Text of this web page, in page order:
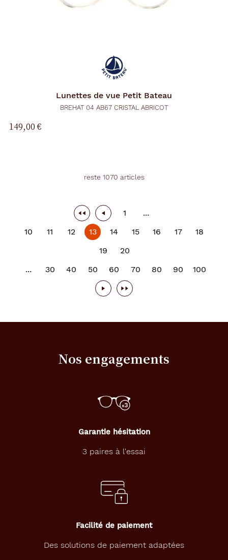
Lunettes de vue Petit Bateau
BREHAT 04 AB67 CRISTAL ABRICOT
149,00 €
reste 1070 articles
1
...
10
11 12 13 14 15 16 17
18
19
20
...
30 40 50 60 70 80 90 100
Nos engagements
Garantie hésitation
3 paires à l'essai
Facilité de paiement
Des solutions de paiement adaptées